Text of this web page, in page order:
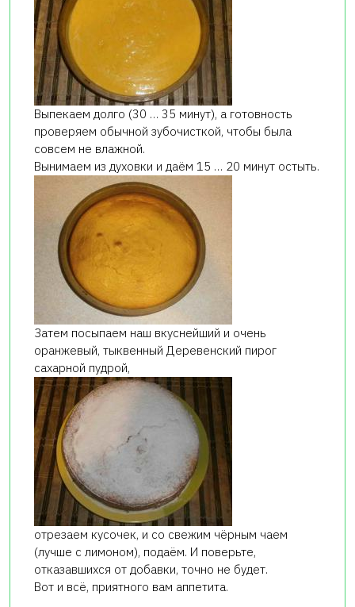
Выпекаем долго (30 … 35 минут), а готовность
проверяем обычной зубочисткой, чтобы была
совсем не влажной.
Вынимаем из духовки и даём 15 … 20 минут остыть.
Затем посыпаем наш вкуснейший и очень
оранжевый, тыквенный Деревенский пирог
сахарной пудрой,
отрезаем кусочек, и со свежим чёрным чаем
(лучше с лимоном), подаём. И поверьте,
отказавшихся от добавки, точно не будет.
Вот и всё, приятного вам аппетита.